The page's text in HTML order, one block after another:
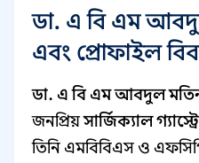
ডা. এ বি এম
এবং প্রোফাইল
ডা. এ বি এম আবদুল
জনপ্রিয়সার্জিক্যাল
তিনি এমবিবিএস ও